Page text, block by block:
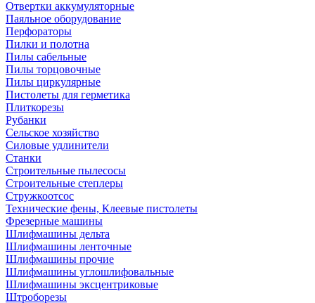
Отвертки аккумуляторные
Паяльное оборудование
Перфораторы
Пилки и полотна
Пилы сабельные
Пилы торцовочные
Пилы циркулярные
Пистолеты для герметика
Плиткорезы
Рубанки
Сельское хозяйство
Силовые удлинители
Станки
Строительные пылесосы
Строительные степлеры
Стружкоотсос
Технические фены, Клеевые пистолеты
Фрезерные машины
Шлифмашины дельта
Шлифмашины ленточные
Шлифмашины прочие
Шлифмашины углошлифовальные
Шлифмашины эксцентриковые
Штроборезы